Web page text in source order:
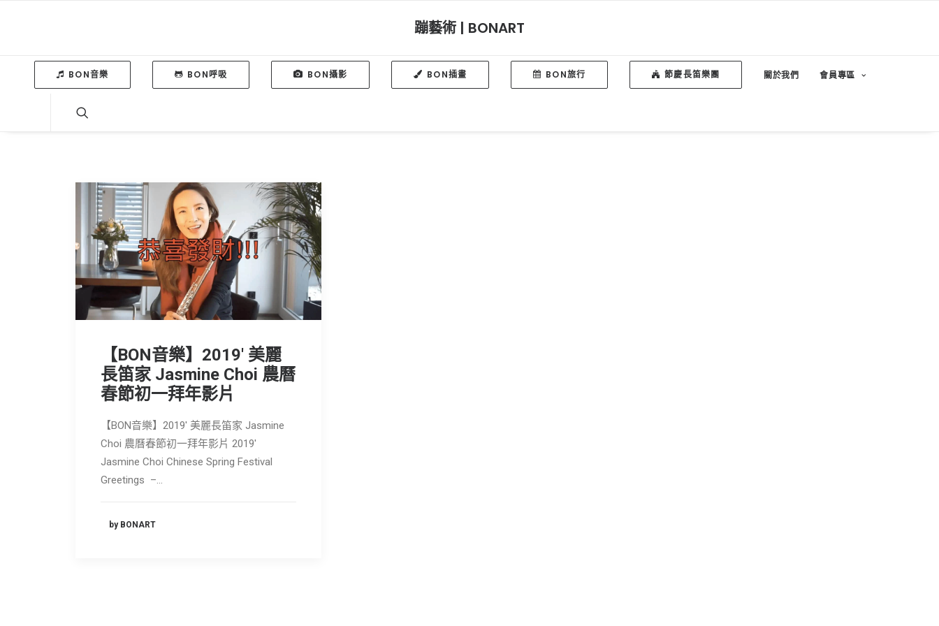
蹦藝術 | BONART
BON音樂 BON呼吸 BON攝影 BON插畫 BON旅行 節慶長笛樂團 關於我們 會員專區
【BON音樂】2019' 美麗
長笛家 Jasmine Choi 農曆
春節初一拜年影片
【BON音樂】2019' 美麗長笛家 Jasmine
Choi 農曆春節初一拜年影片 2019'
Jasmine Choi Chinese Spring Festival
Greetings –…
by BONART